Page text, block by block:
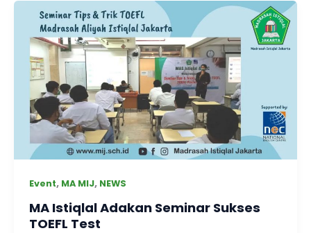
Event, MA MIJ, NEWS
MA Istiqlal Adakan Seminar Sukses
TOEFL Test